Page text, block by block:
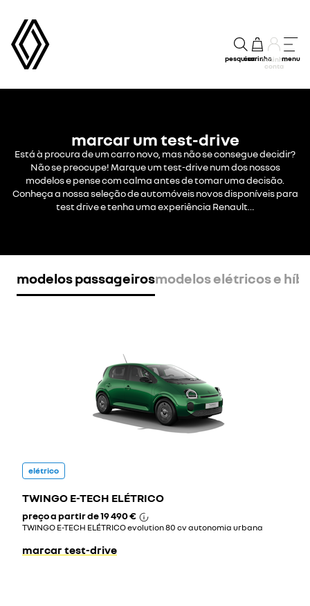
pesquisarcarrinhoa minha
conta
menu
marcar um test-drive
Está à procura de um carro novo, mas não se consegue decidir?
Não se preocupe! Marque um test-drive num dos nossos
modelos e pense com calma antes de tomar uma decisão.
Conheça a nossa seleção de automóveis novos disponíveis para
test drive e tenha uma experiência Renault…
modelos passageirosmodelos elétricos e
elétrico
TWINGO E-TECH ELÉTRICO
preço a partir de19 490 €
TWINGO E-TECH ELÉTRICO evolution 80 cv autonomia urbana
marcar test-drive